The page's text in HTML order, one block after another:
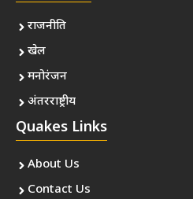
राजनीति
खेल
मनोरंजन
अंतरराष्ट्रीय
Quakes Links
About Us
Contact Us